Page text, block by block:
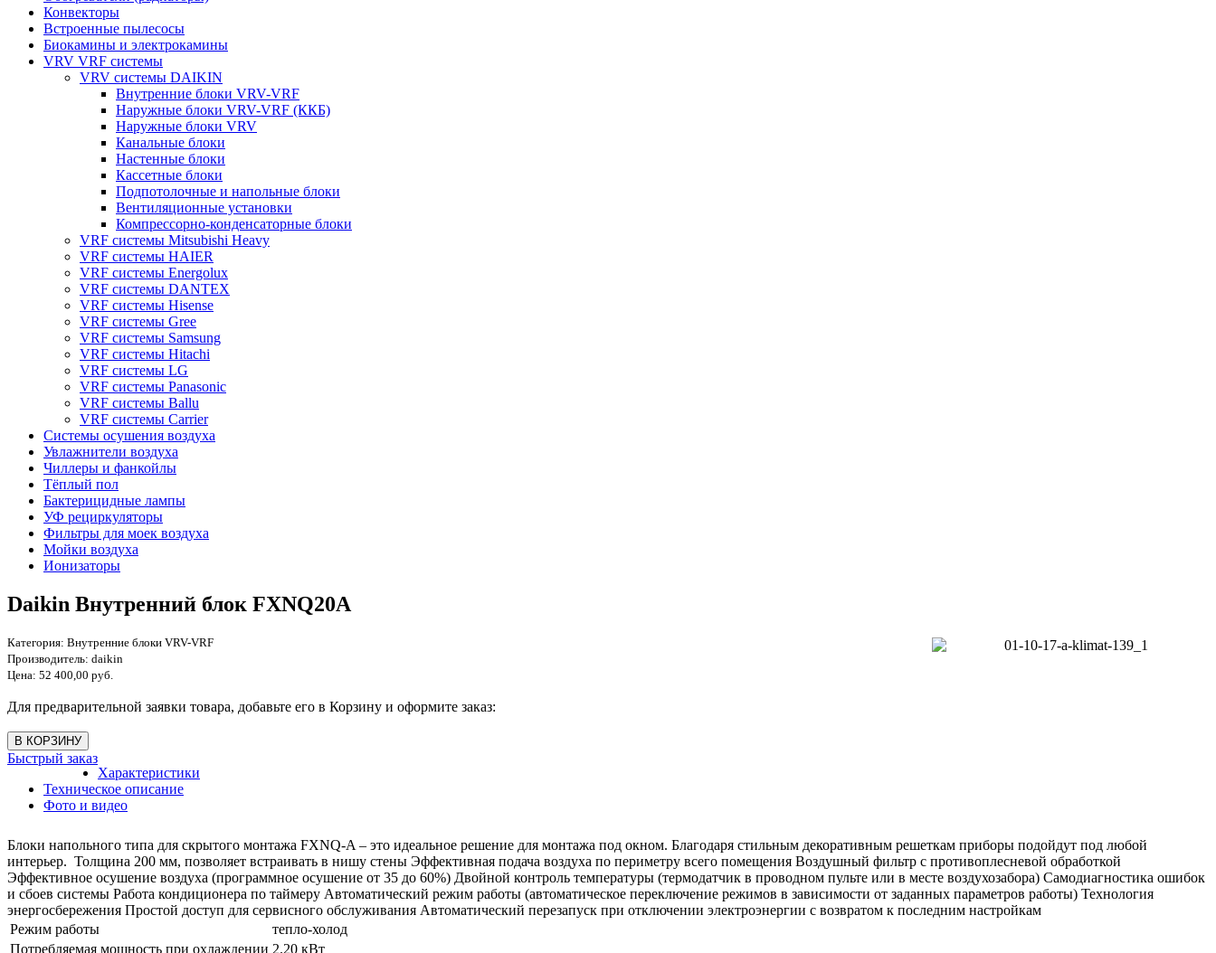
Конвекторы
Встроенные пылесосы
Биокамины и электрокамины
VRV VRF системы
VRV системы DAIKIN
Внутренние блоки VRV-VRF
Наружные блоки VRV-VRF (ККБ)
Наружные блоки VRV
Канальные блоки
Настенные блоки
Кассетные блоки
Подпотолочные и напольные блоки
Вентиляционные установки
Компрессорно-конденсаторные блоки
VRF системы Mitsubishi Heavy
VRF системы HAIER
VRF системы Energolux
VRF системы DANTEX
VRF системы Hisense
VRF системы Gree
VRF системы Samsung
VRF системы Hitachi
VRF системы LG
VRF системы Panasonic
VRF системы Ballu
VRF системы Carrier
Системы осушения воздуха
Увлажнители воздуха
Чиллеры и фанкойлы
Тёплый пол
Бактерицидные лампы
УФ рециркуляторы
Фильтры для моек воздуха
Мойки воздуха
Ионизаторы
Daikin Внутренний блок FXNQ20A
Категория: Внутренние блоки VRV-VRF
Производитель: daikin
Цена: 52 400,00 руб.
Для предварительной заявки товара, добавьте его в Корзину и оформите заказ:
Быстрый заказ
Характеристики
Техническое описание
Фото и видео
Блоки напольного типа для скрытого монтажа FXNQ-A – это идеальное решение для монтажа под окном. Благодаря стильным декоративным решеткам приборы подойдут под любой
интерьер. Толщина 200 мм, позволяет встраивать в нишу стены Эффективная подача воздуха по периметру всего помещения Воздушный фильтр с противоплесневой обработкой
Эффективное осушение воздуха (программное осушение от 35 до 60%) Двойной контроль температуры (термодатчик в проводном пульте или в месте воздухозабора) Самодиагностика ошибок
и сбоев системы Работа кондиционера по таймеру Автоматический режим работы (автоматическое переключение режимов в зависимости от заданных параметров работы) Технология
энергосбережения Простой доступ для сервисного обслуживания Автоматический перезапуск при отключении электроэнергии с возвратом к последним настройкам
Режим работы
тепло-холод
Потребляемая мощность при охлаждении 2.20 кВт